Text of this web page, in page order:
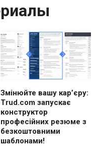
Змінюйте вашу кар’єру:
Trud.com запускає
конструктор
професійних резюме з
безкоштовними
шаблонами!